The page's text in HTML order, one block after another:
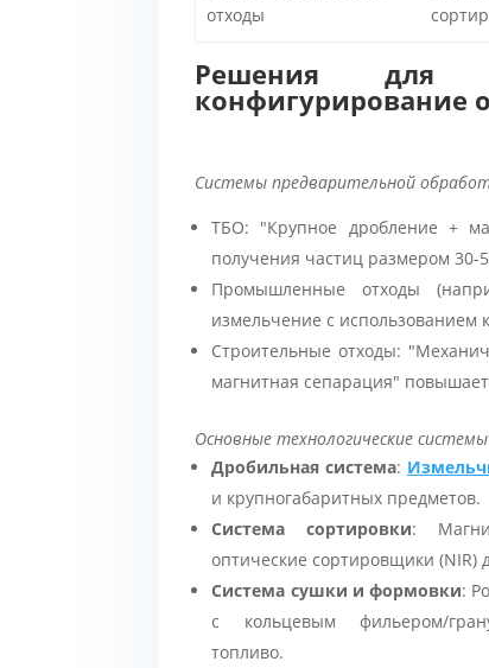
отходы
Решения для
конфигурирование
Системы предварительной
ТБО: "Крупное дробление +
получения частиц размером 30-
Промышленные отходы
измельчение с использованием
Строительные отходы:
магнитная сепарация"
Основные технологические системы
Дробильная система:
и крупногабаритных предметов.
Система сортировки:
оптические сортировщики (NIR)
Система сушки и формовки:
с кольцевым фильером/
топливо.